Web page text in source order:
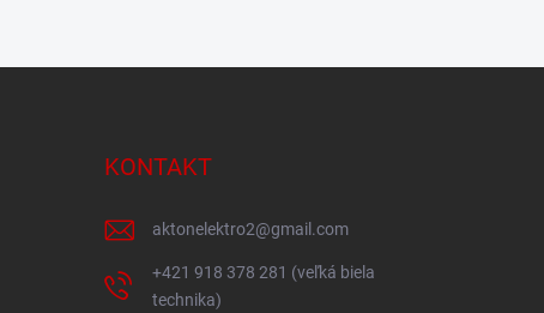
KONTAKT
aktonelektro2@gmail.com
+421 918 378 281 (veľká biela
technika)